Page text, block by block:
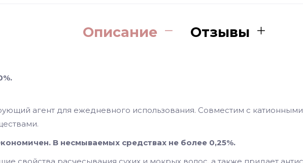
Описание Отзывы
агент для ежедневного использования. Совместим с
В несмываемых средствах не более 0,25%.